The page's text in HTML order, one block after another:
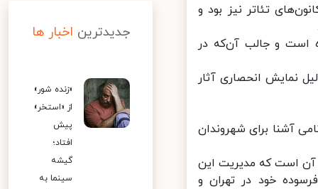
تئاتر نیز بود و
نام داشت، دارای یک سالن با ظرفیت ۴۰۰ نفره است و جالب آن‌که در
نمایش انحصاری آثار
به نامی آشنا برای شهروندان
آن است که مدیریت این
خود در تهران و
جدیدترین اخبار ها
«زنده شور»
از «استخر»
پیش
افتاد؛
گیشه
سینما به